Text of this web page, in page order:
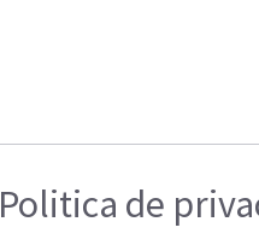
Politica de